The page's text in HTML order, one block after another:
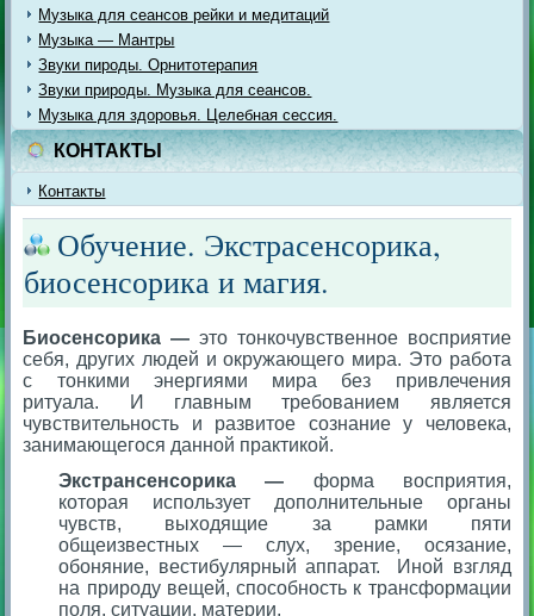
Музыка для сеансов рейки и медитаций
Музыка — Мантры
Звуки пироды. Орнитотерапия
Звуки природы. Музыка для сеансов.
Музыка для здоровья. Целебная сессия.
КОНТАКТЫ
Контакты
Обучение. Экстрасенсорика,
биосенсорика и магия.
Биосенсорика — это тонкочувственное восприятие
себя, других людей и окружающего мира. Это работа
с тонкими энергиями мира без привлечения
ритуала. И главным требованием является
чувствительность и развитое сознание у человека,
занимающегося данной практикой.
Экстрансенсорика — форма восприятия,
которая использует дополнительные органы
чувств, выходящие за рамки пяти
общеизвестных — слух, зрение, осязание,
обоняние, вестибулярный аппарат. Иной взгляд
на природу вещей, способность к трансформации
поля, ситуации, материи.